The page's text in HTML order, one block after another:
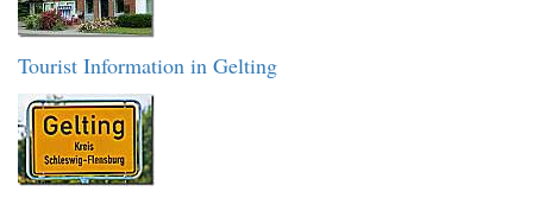
Tourist Information in Gelting